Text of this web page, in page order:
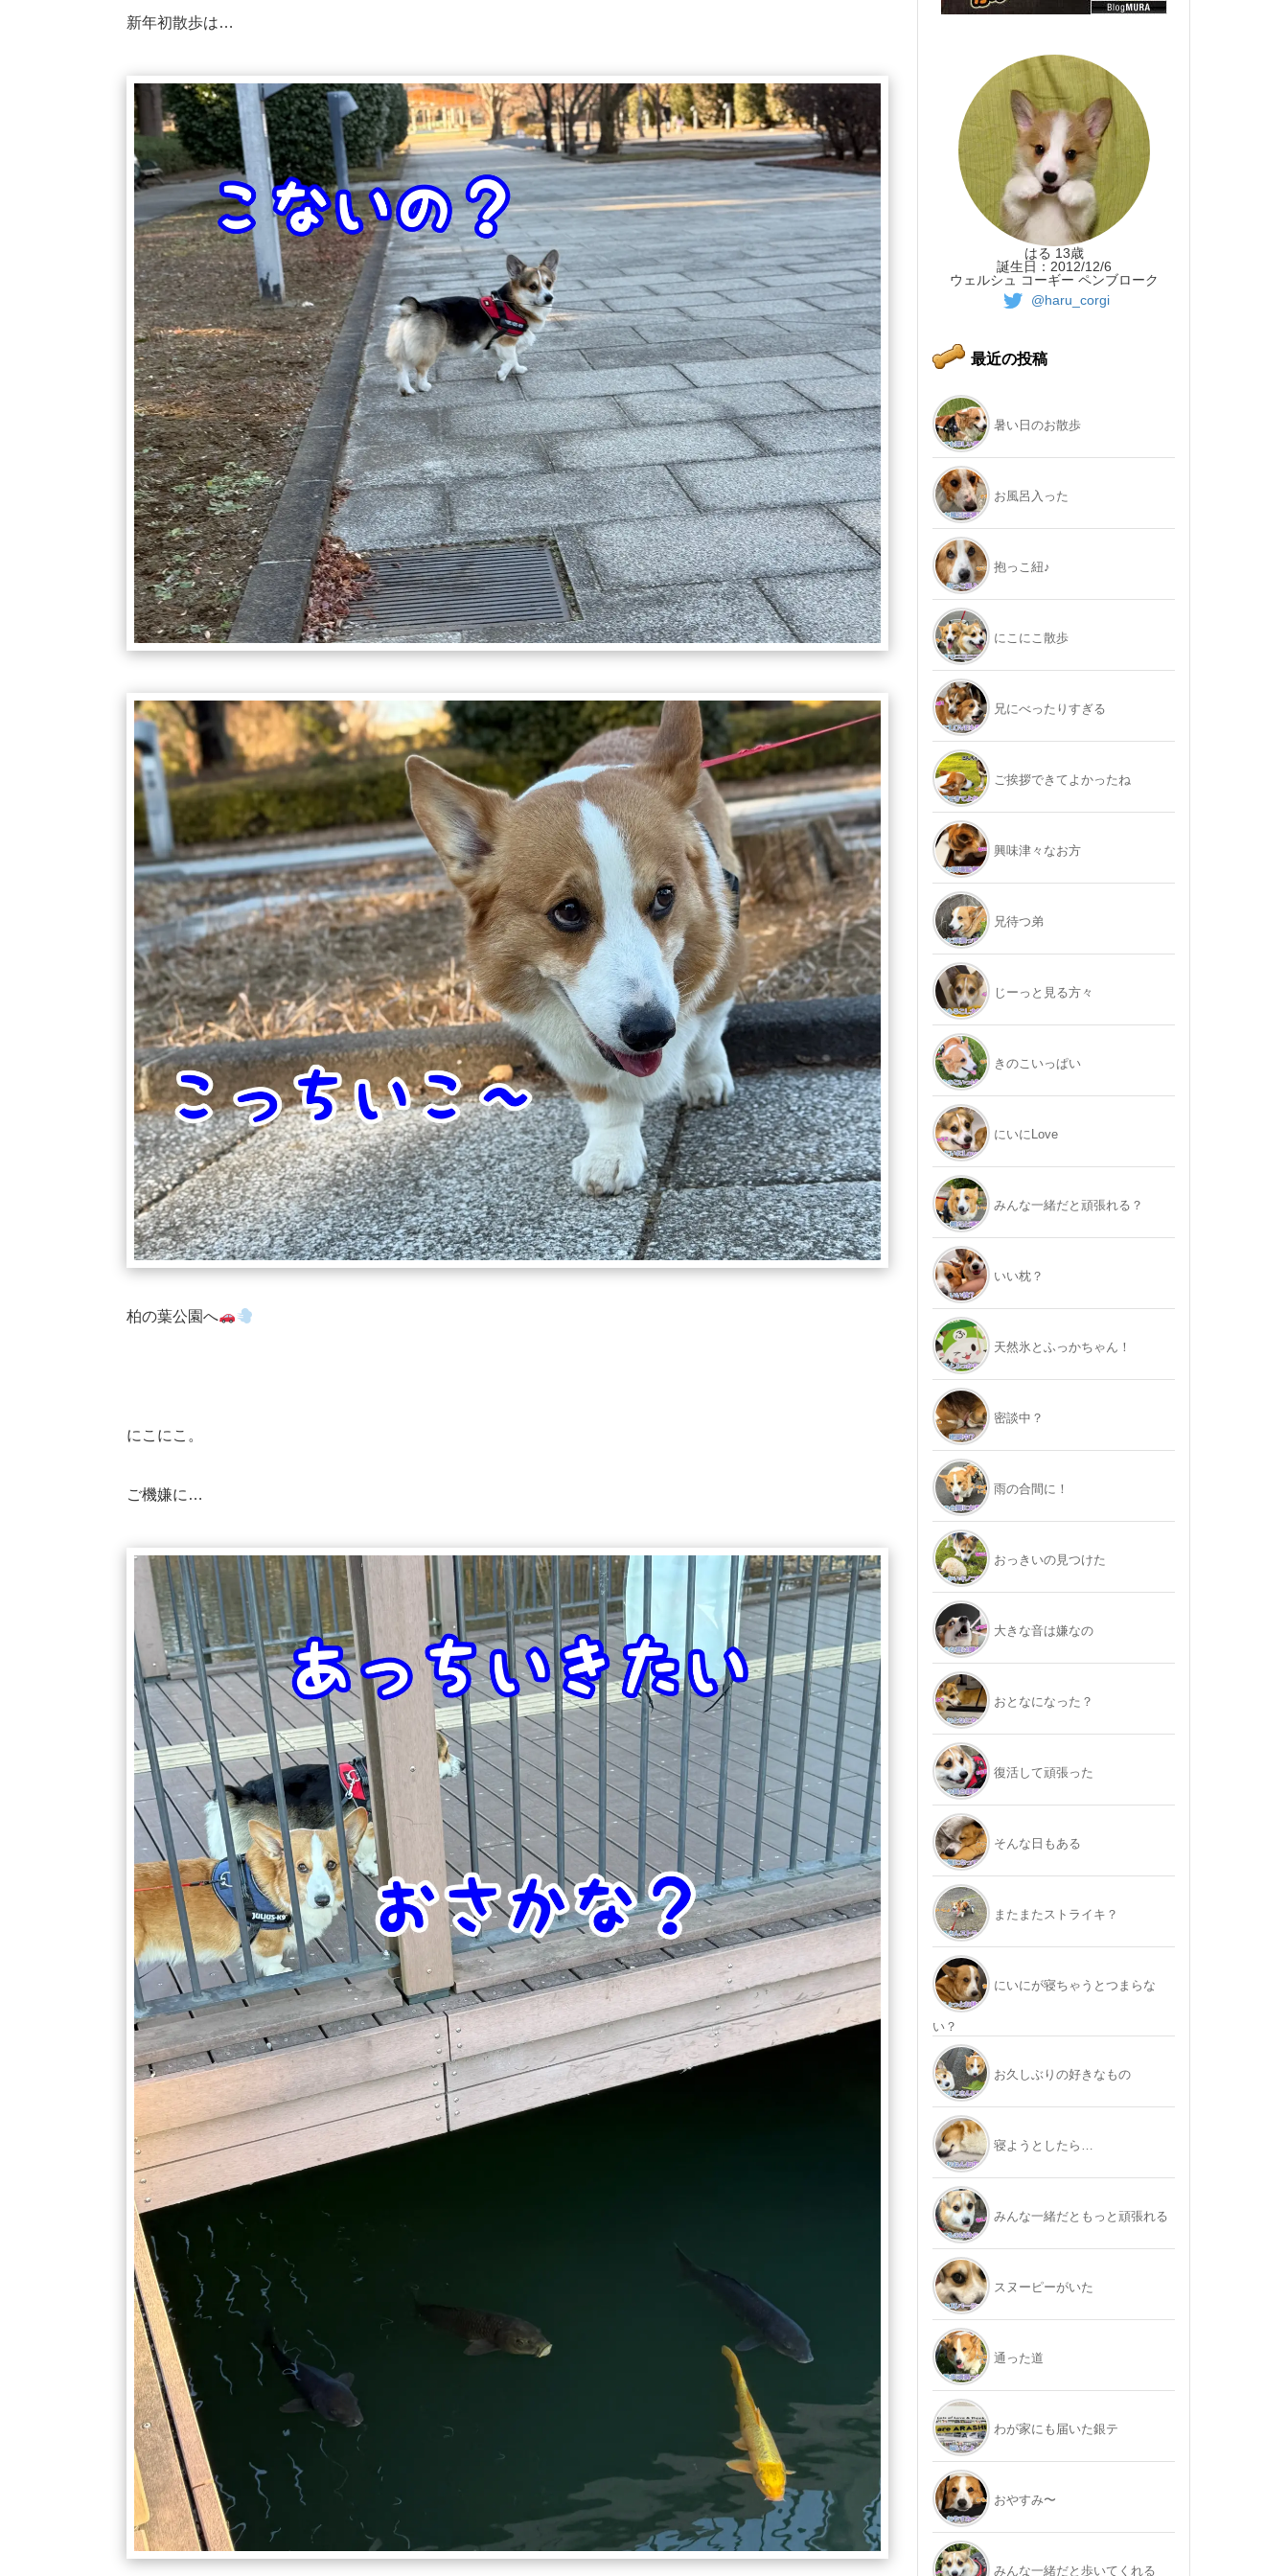
新年初散歩は…
柏の葉公園へ
にこにこ。
ご機嫌に…
はる 13歳
誕生日：2012/12/6
ウェルシュ コーギー ペンブローク
@haru_corgi
最近の投稿
暑い日のお散歩
お風呂入った
抱っこ紐♪
にこにこ散歩
兄にべったりすぎる
ご挨拶できてよかったね
興味津々なお方
兄待つ弟
じーっと見る方々
きのこいっぱい
にいにLove
みんな一緒だと頑張れる？
いい枕？
天然氷とふっかちゃん！
密談中？
雨の合間に！
おっきいの見つけた
大きな音は嫌なの
おとなになった？
復活して頑張った
そんな日もある
またまたストライキ？
にいにが寝ちゃうとつまらな
い？
お久しぶりの好きなもの
寝ようとしたら…
みんな一緒だともっと頑張れる
スヌーピーがいた
通った道
わが家にも届いた銀テ
おやすみ〜
みんな一緒だと歩いてくれる